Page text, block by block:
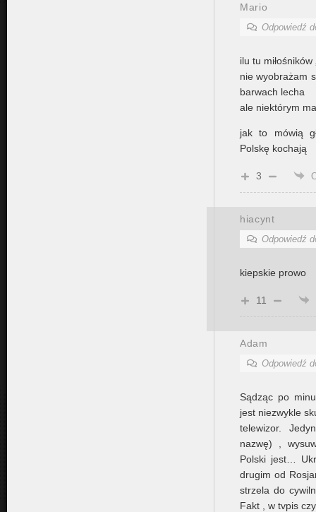
Mario
Odpowiedź
ilu tu
nie wyobrażam
barwach lecha
ale niektórym
jak to mówią
Polskę kochają
3
hiacynt
Odpowiedź
kiepskie prowo
11
Adam
Odpowiedź
Sądząc po
jest niezwykle
telewizor.
nazwę) ,
Polski jest…
drugim od
strzela do
Fakt , w tvpis